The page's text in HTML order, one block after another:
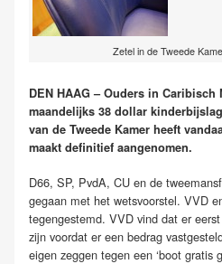
Zetel in de Tweede
DEN HAAG – Ouders in Caribisch
maandelijks 38 dollar
van de Tweede Kamer heeft
maakt definitief aangenomen.
D66, SP, PvdA, CU en de
gegaan met het wetsvoorstel. VVD
tegengestemd. VVD vind dat er
zijn voordat er een bedrag
eigen zeggen tegen een ‘boot gratis